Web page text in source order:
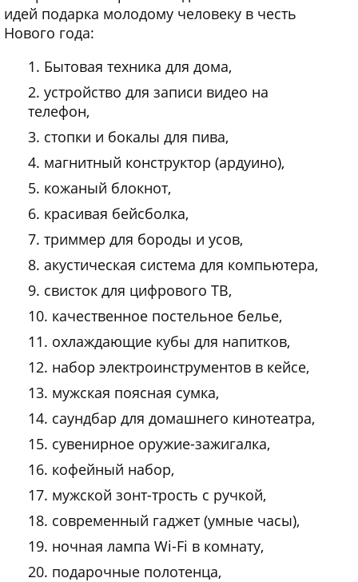
идей подарка молодому человеку в честь
Нового года:
Бытовая техника для дома,
устройство для записи видео на
телефон,
стопки и бокалы для пива,
магнитный конструктор (ардуино),
кожаный блокнот,
красивая бейсболка,
триммер для бороды и усов,
акустическая система для компьютера,
свисток для цифрового ТВ,
качественное постельное белье,
охлаждающие кубы для напитков,
набор электроинструментов в кейсе,
мужская поясная сумка,
саундбар для домашнего кинотеатра,
сувенирное оружие-зажигалка,
кофейный набор,
мужской зонт-трость с ручкой,
современный гаджет (умные часы),
ночная лампа Wi-Fi в комнату,
подарочные полотенца,